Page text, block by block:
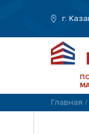
г.
Главная /